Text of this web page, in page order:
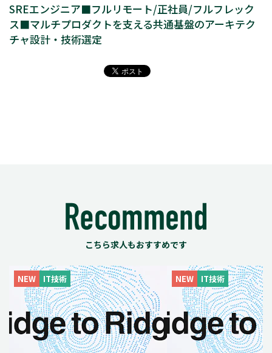
SREエンジニア■フルリモート/正社員/フルフレック
ス■マルチプロダクトを支える共通基盤のアーキテク
チャ設計・技術選定
こちら求人もおすすめです
NEW IT技術 NEW IT技術